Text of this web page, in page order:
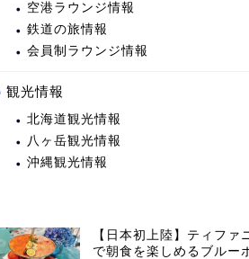
空港ラウンジ情報
鉄道の旅情報
会員制ラウンジ情報
観光情報
北海道観光情報
八ヶ岳観光情報
沖縄観光情報
【日本初上陸】ティファ
で朝食を楽しめるブルー